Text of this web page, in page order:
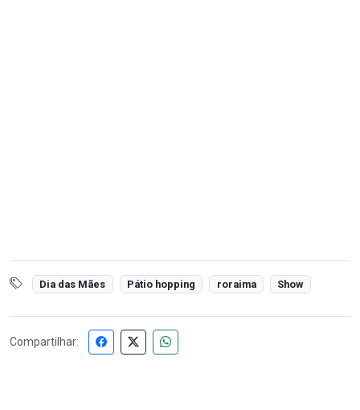
Dia das Mães Pátio hopping roraima Show
Compartilhar: